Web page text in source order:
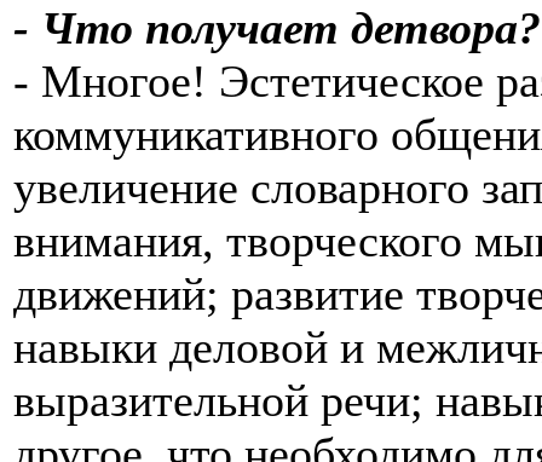
- Что получает детвора?
- Многое! Эстетическое
коммуникативного
увеличение словарного
внимания, творческого
движений; развитие
навыки деловой и
выразительной речи;